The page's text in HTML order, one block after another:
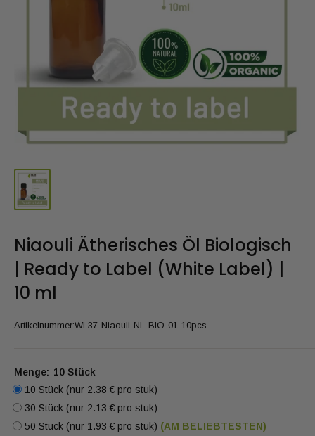
Niaouli Ätherisches Öl Biologisch
| Ready to Label (White Label) |
10 ml
Artikelnummer:WL37-Niaouli-NL-BIO-01-10pcs
Menge: 10 Stück
10 Stück (nur 2.38 € pro stuk)
30 Stück (nur 2.13 € pro stuk)
50 Stück (nur 1.93 € pro stuk) (AM BELIEBTESTEN)